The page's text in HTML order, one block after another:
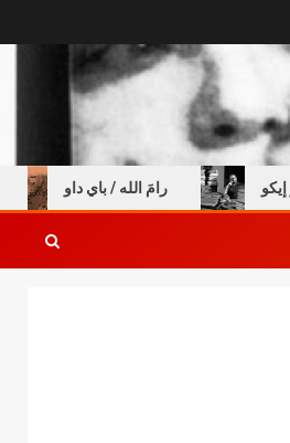
رامَ الله / باي داو